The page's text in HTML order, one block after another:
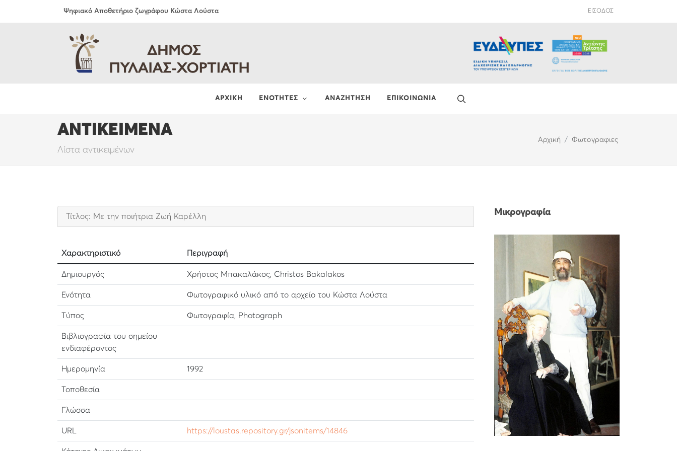
Ψηφιακό Αποθετήριο ζωγράφου Κώστα Λούστα ΕΙΣΟΔΟΣ
ΑΡΧΙΚΗ ΕΝΟΤΗΤΕΣ ΑΝΑΖΗΤΗΣΗ ΕΠΙΚΟΙΝΩΝΙΑ
ΑΝΤΙΚΕΙΜΕΝΑ
Λίστα αντικειμένων
Αρχική Φωτογραφιες
Τίτλος: Με την ποιήτρια Ζωή Καρέλλη
Χαρακτηριστικό Περιγραφή
Δημιουργός Χρήστος Μπακαλάκος, Christos Bakalakos
Ενότητα Φωτογραφικό υλικό από το αρχείο του Κώστα Λούστα
Τύπος Φωτογραφία, Photograph
Βιβλιογραφία του σημείου
ενδιαφέροντος
Ημερομηνία 1992
Τοποθεσία
Γλώσσα
URL https://loustas.repository.gr/jsonitems/14846
Μικρογραφία